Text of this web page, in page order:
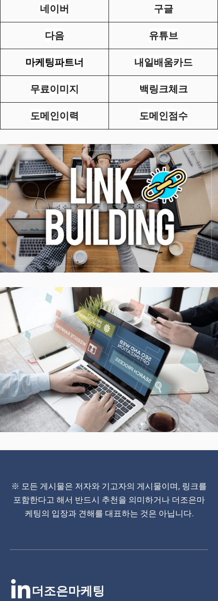
네이버 구글
다음 유튜브
마케팅파트너 내일배움카드
무료이미지 백링크체크
도메인이력 도메인점수
※ 모든 게시물은 저자와 기고자의 게시물이며, 링크를
포함한다고 해서 반드시 추천을 의미하거나 더조은마
케팅의 입장과 견해를 대표하는 것은 아닙니다.
더조은마케팅